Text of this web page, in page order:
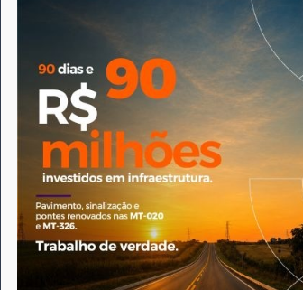
SIGA-NOS
Expediente
opioneiroj@gmail.com
A
jornal,